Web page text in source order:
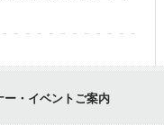
ー・イベントご案内